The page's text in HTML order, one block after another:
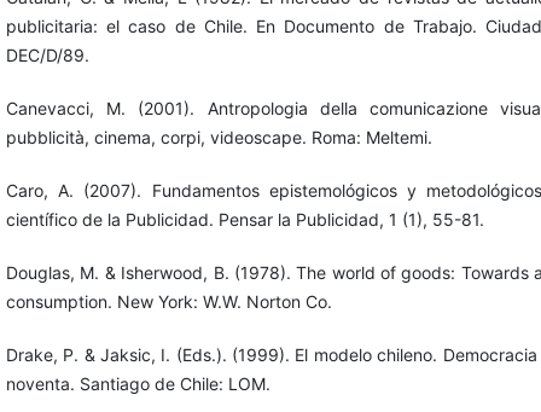
publicitaria: el caso de Chile. En Documento de Trabajo.
DEC/D/89.
Canevacci, M. (2001). Antropologia della comunicazione
pubblicità, cinema, corpi, videoscape. Roma: Meltemi.
Caro, A. (2007). Fundamentos epistemológicos y
científico de la Publicidad. Pensar la Publicidad, 1 (1), 55-81.
Douglas, M. & Isherwood, B. (1978). The world of goods: Towards
consumption. New York: W.W. Norton Co.
Drake, P. & Jaksic, I. (Eds.). (1999). El modelo chileno.
noventa. Santiago de Chile: LOM.